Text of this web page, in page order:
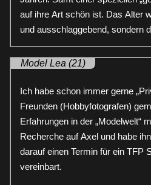
auf ihre Art schön ist. Das Alter
und ausschlaggebend, sondern
Model Lea (21)
Ich habe schon immer gerne
Freunden (Hobbyfotografen)
Erfahrungen in der „Modelwelt“
Recherche auf Axel und habe
darauf einen Termin für ein TFP
vereinbart.